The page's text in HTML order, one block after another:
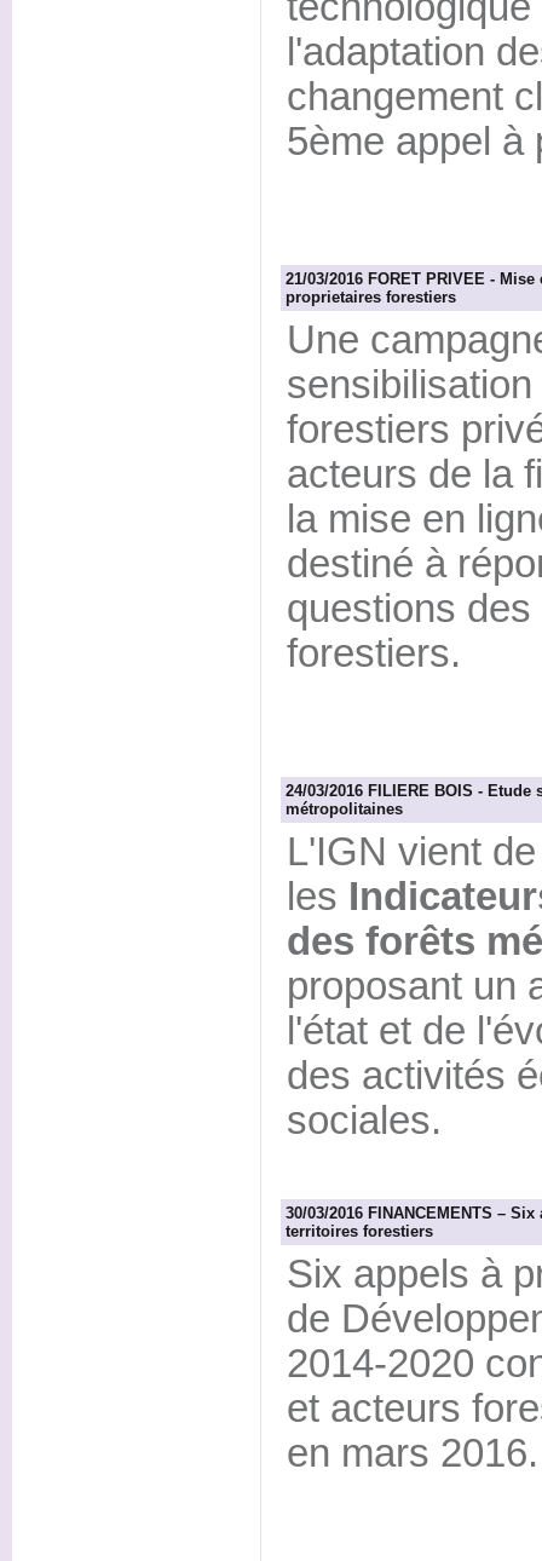
l'adaptation
changement
5ème appel à
21/03/2016 FORET PRIVEE -
proprietaires forestiers
Une
forestiers
acteurs de la
la mise en
destiné à
questions
forestiers.
24/03/2016 FILIERE BOIS -
métropolitaines
L'IGN vient
les
des forêts
proposant un
l'état et de
des activités
sociales.
30/03/2016 FINANCEMENTS –
territoires forestiers
Six appels à
de
2014-2020
et acteurs
en mars 2016.